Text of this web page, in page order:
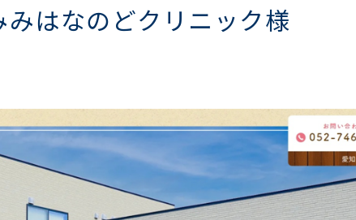
みはなのどクリニック様